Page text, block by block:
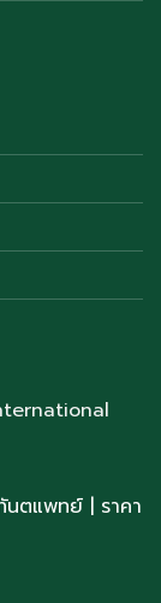
นตแพทย์ | ราคา